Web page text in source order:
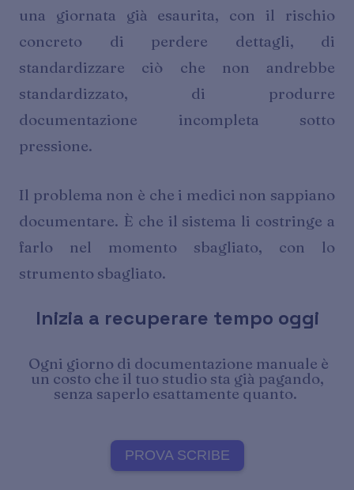
una giornata già esaurita, con il rischio
concreto di perdere dettagli, di
standardizzare ciò che non andrebbe
standardizzato, di produrre
documentazione incompleta sotto
pressione.
Il problema non è che i medici non sappiano
documentare. È che il sistema li costringe a
farlo nel momento sbagliato, con lo
strumento sbagliato.
Inizia a recuperare tempo oggi
Ogni giorno di documentazione manuale è
un costo che il tuo studio sta già pagando,
senza saperlo esattamente quanto.
PROVA SCRIBE